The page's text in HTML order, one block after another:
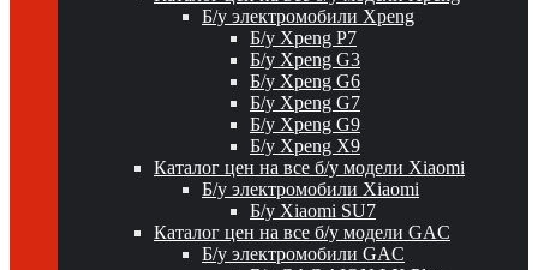
Б/у электромобили Xpeng
Б/у Xpeng P7
Б/у Xpeng G3
Б/у Xpeng G6
Б/у Xpeng G7
Б/у Xpeng G9
Б/у Xpeng X9
Каталог цен на все б/у модели Xiaomi
Б/у электромобили Xiaomi
Б/у Xiaomi SU7
Каталог цен на все б/у модели GAC
Б/у электромобили GAC